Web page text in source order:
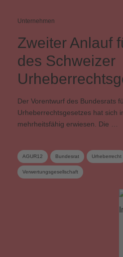
Unternehmen
Zweiter Anlauf
des Schweizer
Der Vorentwurf des Bundesrats
Urheberrechtsgesetzes hat sich
mehrheitsfähig erwiesen. Die …
AGUR12 Bundesrat Urheberrecht
Verwertungsgesellschaft